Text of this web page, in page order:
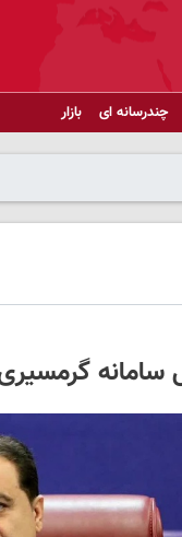
چندرسانه ای بازار
سامانه